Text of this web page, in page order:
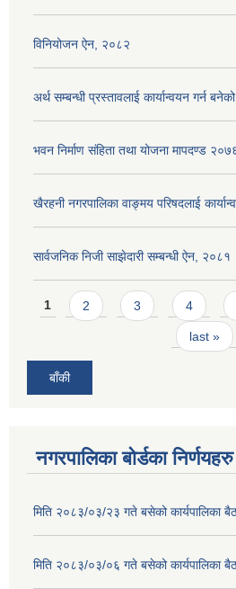
विनियोजन ऐन, २०८२
अर्थ सम्बन्धी प्रस्तावलाई कार्यान्वयन गर्न
भवन निर्माण संहिता तथा योजना मापदण्ड
खैरहनी नगरपालिका वाङ्मय परिषदलाई
सार्वजनिक निजी साझेदारी सम्बन्धी ऐन, २०८१
Pages
1 2 3 4
last »
बाँकी
नगरपालिका बोर्डका निर्णयहरु
मिति २०८३/०३/२३ गते बसेको कार्यपालिका
मिति २०८३/०३/०६ गते बसेको कार्यपालिका